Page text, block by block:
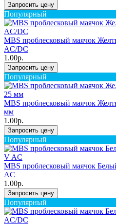
Запросить цену
Популярный
MBS проблесковый маячок
AC/DC
1.00р.
Запросить цену
Популярный
MBS проблесковый маячок
мм
1.00р.
Запросить цену
Популярный
MBS проблесковый маячок
AC
1.00р.
Запросить цену
Популярный